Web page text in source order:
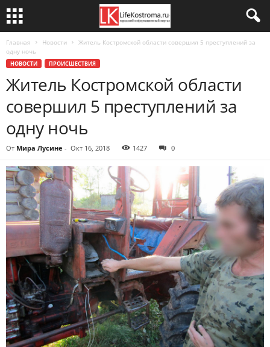
Главная Новости
Житель Костромской области совершил 5 преступлений за
одну ночь
НОВОСТИ ПРОИСШЕСТВИЯ
Житель Костромской области
совершил 5 преступлений за
одну ночь
От Мира Лусине - Окт 16, 2018 1427 0